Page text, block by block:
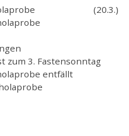
(20.3.)
Scholaprobe
3. Fastensonntag
entfällt
Scholaprobe